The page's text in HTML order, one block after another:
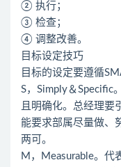
② 执行；
③ 检查；
④ 调整改善。
目标设定技巧
目标的设定要遵循
S，Simply＆Specific
且明确化。总经理要
能要求部属尽量做、
两可。
M，Measurable。代